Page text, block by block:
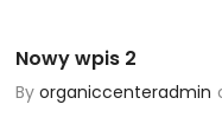
Nowy wpis 2
By organiccenteradmin